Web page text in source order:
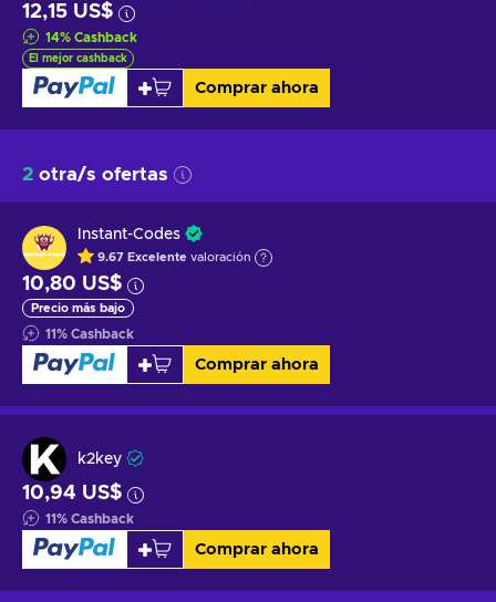
12,15 US$
14% Cashback
El mejor cashback
Comprar ahora
2 otra/s ofertas
Instant-Codes
9.67 Excelente valoración
10,80 US$
Precio más bajo
11% Cashback
Comprar ahora
k2key
10,94 US$
11% Cashback
Comprar ahora